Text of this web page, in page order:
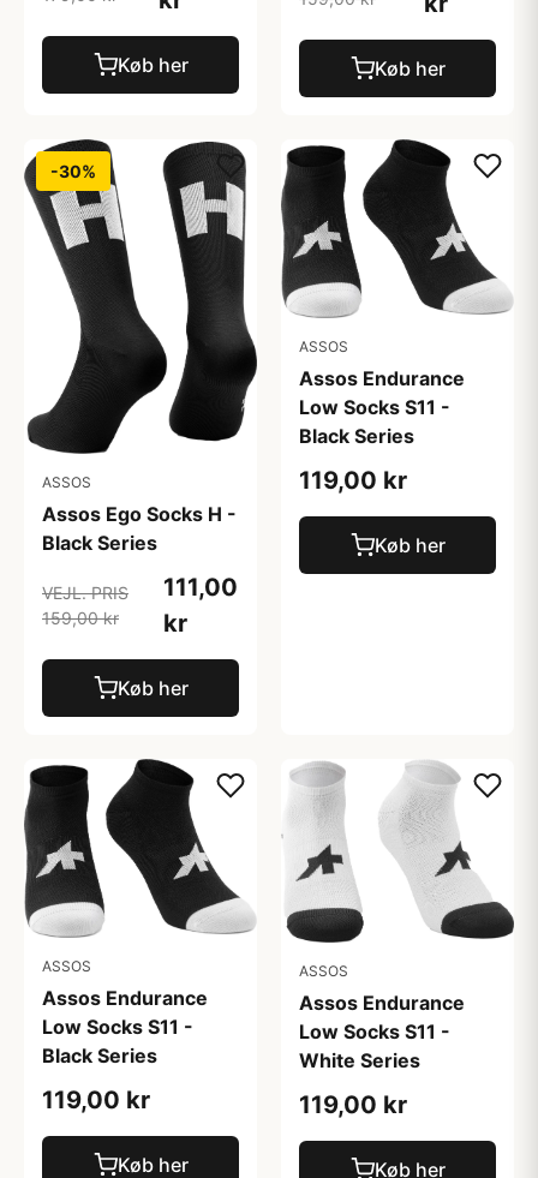
Køb her Køb her
-30%
ASSOS
Assos Ego Socks H -
Black Series
VEJL. PRIS
159,00 kr
111,00
kr
Køb her
ASSOS
Assos Endurance
Low Socks S11 -
Black Series
119,00 kr
Køb her
ASSOS
Assos Endurance
Low Socks S11 -
Black Series
119,00 kr
Køb her
ASSOS
Assos Endurance
Low Socks S11 -
White Series
119,00 kr
Køb her